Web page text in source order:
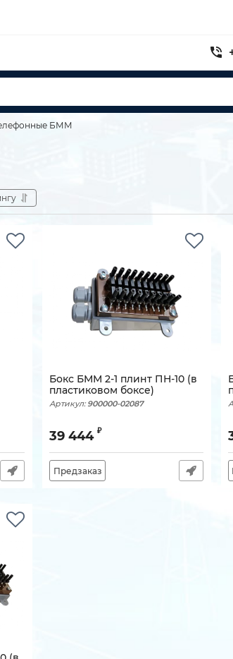
БММ
Бокс БММ 2-1 плинт ПН-10 (в
пластиковом боксе)
Артикул: 900000-02087
39 444 ₽
Предзаказ